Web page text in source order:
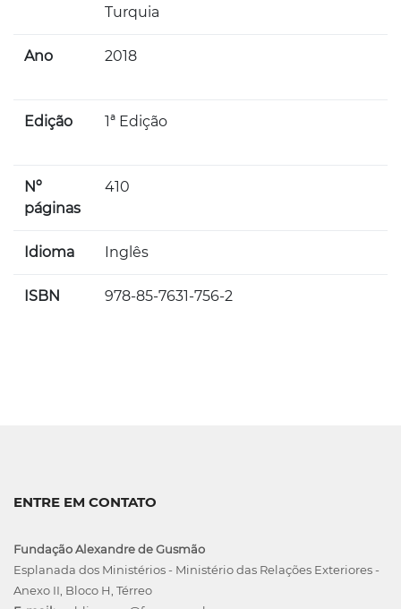
Turquia
Ano 2018
Edição 1ª Edição
Nº
páginas
410
Idioma Inglês
ISBN 978-85-7631-756-2
ENTRE EM CONTATO
Fundação Alexandre de Gusmão
Esplanada dos Ministérios - Ministério das Relações Exteriores -
Anexo II, Bloco H, Térreo